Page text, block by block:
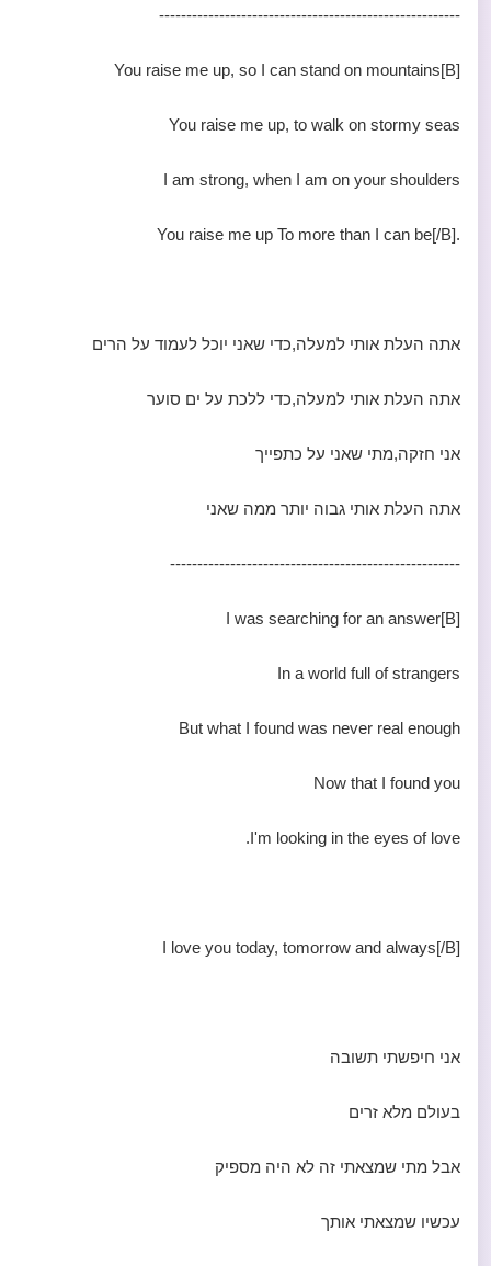
-------------------------------------------------------
[B]You raise me up, so I can stand on mountains
You raise me up, to walk on stormy seas
I am strong, when I am on your shoulders
.You raise me up To more than I can be[/B]
אתה העלת אותי למעלה,כדי שאני יוכל לעמוד על הרים
אתה העלת אותי למעלה,כדי ללכת על ים סוער
אני חזקה,מתי שאני על כתפייך
אתה העלת אותי גבוה יותר ממה שאני
-----------------------------------------------------
[B]I was searching for an answer
In a world full of strangers
But what I found was never real enough
Now that I found you
I'm looking in the eyes of love.
I love you today, tomorrow and always[/B]
אני חיפשתי תשובה
בעולם מלא זרים
אבל מתי שמצאתי זה לא היה מספיק
עכשיו שמצאתי אותך